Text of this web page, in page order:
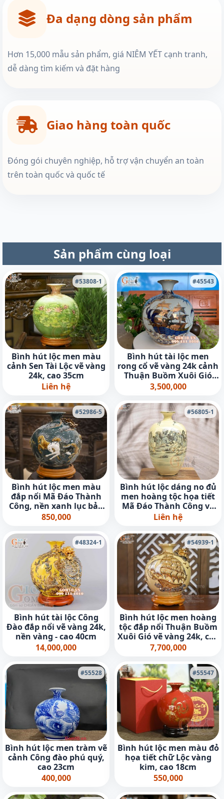
Đa dạng dòng sản phẩm
Hơn 15,000 mẫu sản phẩm, giá NIÊM YẾT cạnh tranh,
dễ dàng tìm kiếm và đặt hàng
Giao hàng toàn quốc
Đóng gói chuyên nghiệp, hỗ trợ vận chuyển an toàn
trên toàn quốc và quốc tế
Sản phẩm cùng loại
#53808-1
Bình hút lộc men màu
cảnh Sen Tài Lộc vẽ vàng
24k, cao 35cm
Liên hệ
#45543
Bình hút tài lộc men
rong cổ vẽ vàng 24k cảnh
Thuận Buồm Xuôi Gió
30cm
3,500,000
#52986-5
Bình hút lộc men màu
đắp nổi Mã Đáo Thành
Công, nền xanh lục bảo
cao 18cm
850,000
#56805-1
Bình hút lộc dáng no đủ
men hoàng tộc họa tiết
Mã Đáo Thành Công vẽ
vàng 24k, cao 40cm
Liên hệ
#48324-1
Bình hút tài lộc Công
Đào đắp nổi vẽ vàng 24k,
nền vàng - cao 40cm
14,000,000
#54939-1
Bình hút lộc men hoàng
tộc đắp nổi Thuận Buồm
Xuôi Gió vẽ vàng 24k, cao
35cm
7,700,000
#55528
Bình hút lộc men tràm vẽ
cảnh Công đào phú quý,
cao 23cm
400,000
#55547
Bình hút lộc men màu đỏ
họa tiết chữ Lộc vàng
kim, cao 18cm
550,000